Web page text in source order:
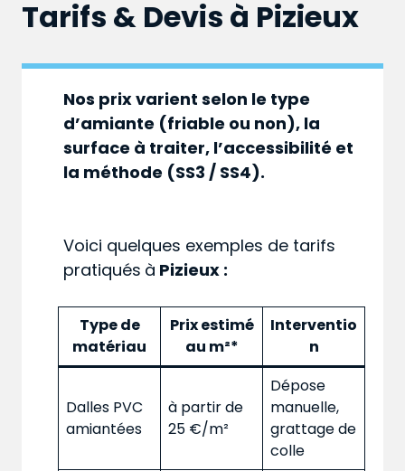
Tarifs & Devis à Pizieux
Nos prix varient selon le type
d’amiante (friable ou non), la
surface à traiter, l’accessibilité et
la méthode (SS3 / SS4).
Voici quelques exemples de tarifs
pratiqués à Pizieux :
Type de
matériau
Prix estimé
au m²*
Interventio
n
Dalles PVC
amiantées
à partir de
25 €/m²
Dépose
manuelle,
grattage de
colle